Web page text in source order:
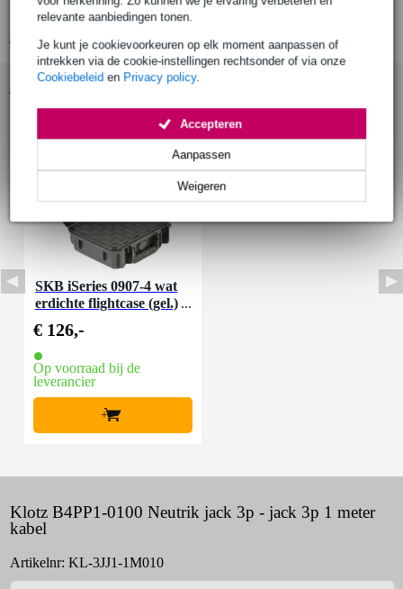
relevante aanbiedingen tonen.
Je kunt je cookievoorkeuren op elk moment aanpassen of
intrekken via de cookie-instellingen rechtsonder of via onze
Cookiebeleid en Privacy policy.
Weigeren
Aanpassen
Accepteren
hoogwaardige Neutrik-aansluitingen
Bekijk alle productspecificaties
Accessoires (1)
SKB iSeries 0907-4 wat
erdichte flightcase (gel.)
€ 126,-
Op voorraad bij de
leverancier
+
Klotz B4PP1-0100 Neutrik jack 3p - jack 3p 1 meter
kabel
Artikelnr: KL-3JJ1-1M010